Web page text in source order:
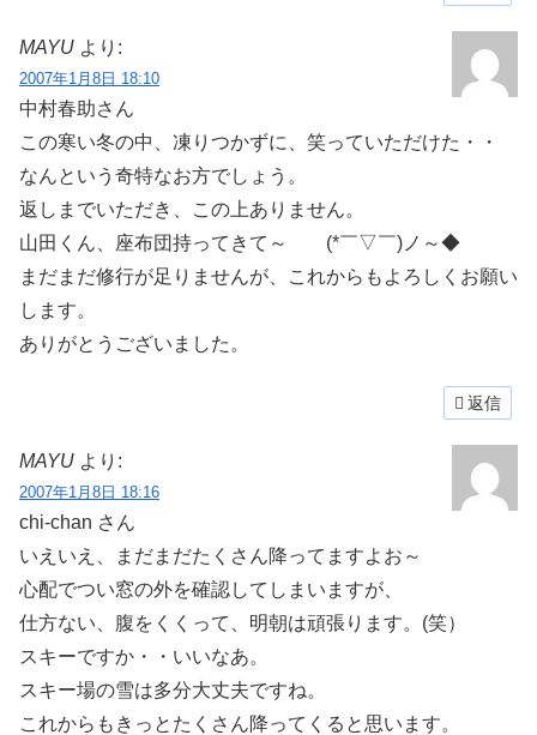
MAYU より:
2007年1月8日 18:10
中村春助さん
この寒い冬の中、凍りつかずに、笑っていただけた・・
なんという奇特なお方でしょう。
返しまでいただき、この上ありません。
山田くん、座布団持ってきて～ (*￣▽￣)ノ～◆
まだまだ修行が足りませんが、これからもよろしくお願い
します。
ありがとうございました。
返信
MAYU より:
2007年1月8日 18:16
chi-chan さん
いえいえ、まだまだたくさん降ってますよお～
心配でつい窓の外を確認してしまいますが、
仕方ない、腹をくくって、明朝は頑張ります。(笑）
スキーですか・・いいなあ。
スキー場の雪は多分大丈夫ですね。
これからもきっとたくさん降ってくると思います。